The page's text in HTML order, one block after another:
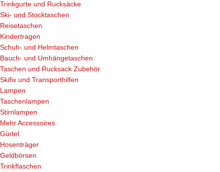
Trinkgurte und Rucksäcke
Ski- und Stocktaschen
Reisetaschen
Kindertragen
Schuh- und Helmtaschen
Bauch- und Umhängetaschen
Taschen und Rucksack Zubehör
Skifix und Transporthilfen
Lampen
Taschenlampen
Stirnlampen
Mehr Accessoires
Gürtel
Hosenträger
Geldbörsen
Trinkflaschen